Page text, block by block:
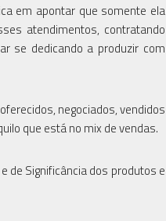
em apontar que somente ela
atendimentos, contratando
se dedicando a produzir com
negociados, vendidos
que está no mix de vendas.
de Significância dos produtos e